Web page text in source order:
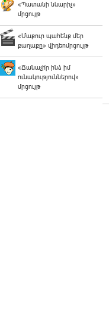
«Պատանի նկարիչ»
մրցույթ
«Մաքուր պահենք մեր
քաղաքը» վիդեոմրցույթ
«Ճանաչի՛ր ինձ իմ
ունակություններով»
մրցույթ